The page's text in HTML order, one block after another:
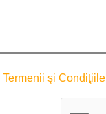
Termenii şi Condiţiile